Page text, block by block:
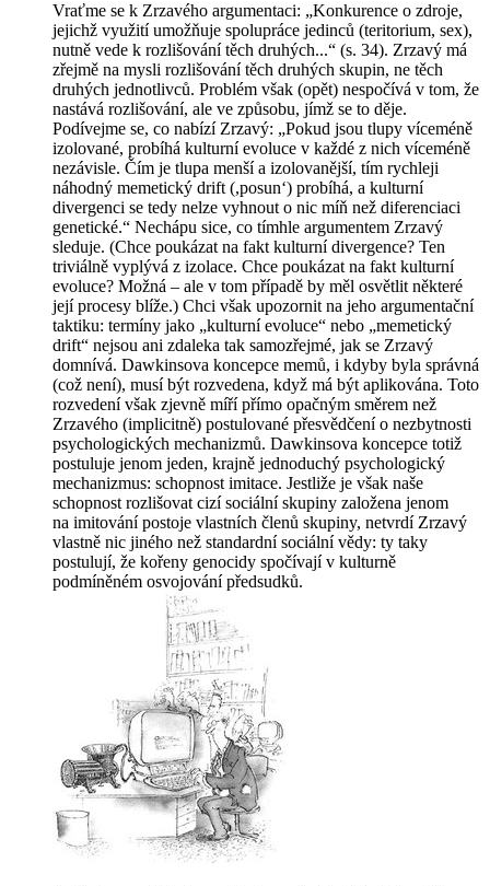
Vraťme se k Zrzavého argumentaci: „Konkurence o zdroje,
jejichž využití umožňuje spolupráce jedinců (teritorium, sex),
nutně vede k rozlišování těch druhých...“ (s. 34). Zrzavý má
zřejmě na mysli rozlišování těch druhých skupin, ne těch
druhých jednotlivců. Problém však (opět) nespočívá v tom, že
nastává rozlišování, ale ve způsobu, jímž se to děje.
Podívejme se, co nabízí Zrzavý: „Pokud jsou tlupy víceméně
izolované, probíhá kulturní evoluce v každé z nich víceméně
nezávisle. Čím je tlupa menší a izolovanější, tím rychleji
náhodný memetický drift (,posun‘) probíhá, a kulturní
divergenci se tedy nelze vyhnout o nic míň než diferenciaci
genetické.“ Nechápu sice, co tímhle argumentem Zrzavý
sleduje. (Chce poukázat na fakt kulturní divergence? Ten
triviálně vyplývá z izolace. Chce poukázat na fakt kulturní
evoluce? Možná – ale v tom případě by měl osvětlit některé
její procesy blíže.) Chci však upozornit na jeho argumentační
taktiku: termíny jako „kulturní evoluce“ nebo „memetický
drift“ nejsou ani zdaleka tak samozřejmé, jak se Zrzavý
domnívá. Dawkinsova koncepce memů, i kdyby byla správná
(což není), musí být rozvedena, když má být aplikována. Toto
rozvedení však zjevně míří přímo opačným směrem než
Zrzavého (implicitně) postulované přesvědčení o nezbytnosti
psychologických mechanizmů. Dawkinsova koncepce totiž
postuluje jenom jeden, krajně jednoduchý psychologický
mechanizmus: schopnost imitace. Jestliže je však naše
schopnost rozlišovat cizí sociální skupiny založena jenom
na imitování postoje vlastních členů skupiny, netvrdí Zrzavý
vlastně nic jiného než standardní sociální vědy: ty taky
postulují, že kořeny genocidy spočívají v kulturně
podmíněném osvojování předsudků.